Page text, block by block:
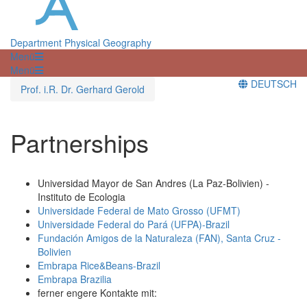
Department Physical Geography
Menü
Menü
Prof. i.R. Dr. Gerhard Gerold
DEUTSCH
Partnerships
Universidad Mayor de San Andres (La Paz-Bolivien) -
Instituto de Ecologia
Universidade Federal de Mato Grosso (UFMT)
Universidade Federal do Pará (UFPA)-Brazil
Fundación Amigos de la Naturaleza (FAN), Santa Cruz -
Bolivien
Embrapa Rice&Beans-Brazil
Embrapa Brazilia
ferner engere Kontakte mit: